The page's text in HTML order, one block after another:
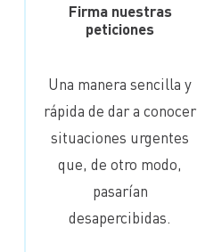
Firma nuestras
peticiones
Una manera sencilla y
rápida de dar a conocer
situaciones urgentes
que, de otro modo,
pasarían
desapercibidas.